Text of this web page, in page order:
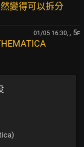
變得可以拆分
01/05 16:30, , 5F